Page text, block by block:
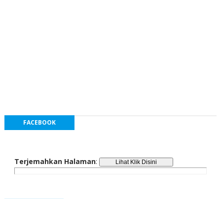
FACEBOOK
Terjemahkan Halaman: